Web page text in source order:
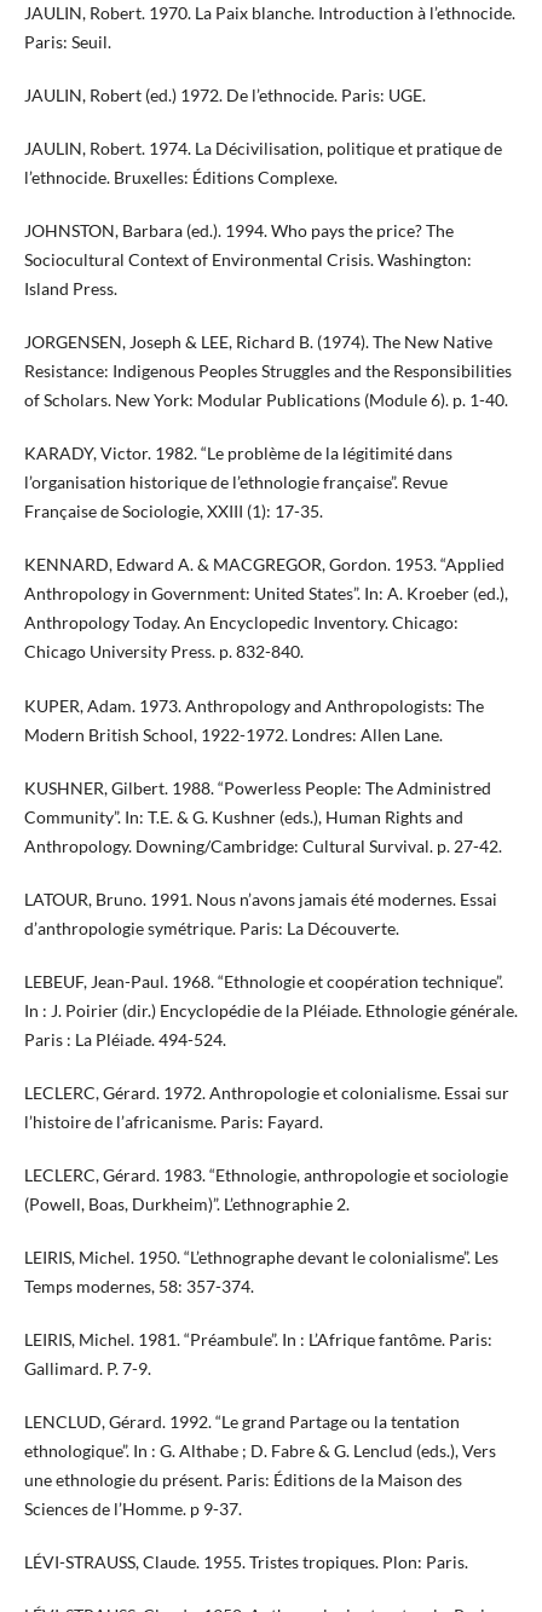
JAULIN, Robert. 1970. La Paix blanche. Introduction à l’ethnocide.
Paris: Seuil.
JAULIN, Robert (ed.) 1972. De l’ethnocide. Paris: UGE.
JAULIN, Robert. 1974. La Décivilisation, politique et pratique de
l’ethnocide. Bruxelles: Éditions Complexe.
JOHNSTON, Barbara (ed.). 1994. Who pays the price? The
Sociocultural Context of Environmental Crisis. Washington:
Island Press.
JORGENSEN, Joseph & LEE, Richard B. (1974). The New Native
Resistance: Indigenous Peoples Struggles and the Responsibilities
of Scholars. New York: Modular Publications (Module 6). p. 1-40.
KARADY, Victor. 1982. “Le problème de la légitimité dans
l’organisation historique de l’ethnologie française”. Revue
Française de Sociologie, XXIII (1): 17-35.
KENNARD, Edward A. & MACGREGOR, Gordon. 1953. “Applied
Anthropology in Government: United States”. In: A. Kroeber (ed.),
Anthropology Today. An Encyclopedic Inventory. Chicago:
Chicago University Press. p. 832-840.
KUPER, Adam. 1973. Anthropology and Anthropologists: The
Modern British School, 1922-1972. Londres: Allen Lane.
KUSHNER, Gilbert. 1988. “Powerless People: The Administred
Community”. In: T.E. & G. Kushner (eds.), Human Rights and
Anthropology. Downing/Cambridge: Cultural Survival. p. 27-42.
LATOUR, Bruno. 1991. Nous n’avons jamais été modernes. Essai
d’anthropologie symétrique. Paris: La Découverte.
LEBEUF, Jean-Paul. 1968. “Ethnologie et coopération technique”.
In : J. Poirier (dir.) Encyclopédie de la Pléiade. Ethnologie générale.
Paris : La Pléiade. 494-524.
LECLERC, Gérard. 1972. Anthropologie et colonialisme. Essai sur
l’histoire de l’africanisme. Paris: Fayard.
LECLERC, Gérard. 1983. “Ethnologie, anthropologie et sociologie
(Powell, Boas, Durkheim)”. L’ethnographie 2.
LEIRIS, Michel. 1950. “L’ethnographe devant le colonialisme”. Les
Temps modernes, 58: 357-374.
LEIRIS, Michel. 1981. “Préambule”. In : L’Afrique fantôme. Paris:
Gallimard. P. 7-9.
LENCLUD, Gérard. 1992. “Le grand Partage ou la tentation
ethnologique”. In : G. Althabe ; D. Fabre & G. Lenclud (eds.), Vers
une ethnologie du présent. Paris: Éditions de la Maison des
Sciences de l’Homme. p 9-37.
LÉVI-STRAUSS, Claude. 1955. Tristes tropiques. Plon: Paris.